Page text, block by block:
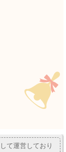
て運営しており